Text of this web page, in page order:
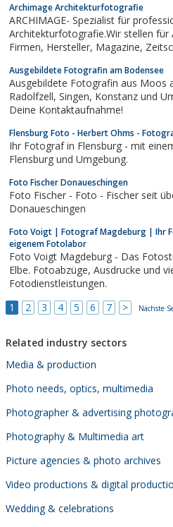
Archimage Architekturfotografie
ARCHIMAGE- Spezialist für
Architekturfotografie.Wir stellen für
Firmen, Hersteller, Magazine, Zeitschriften und Agenturen
Architekturkommunikation in Print-
Leidenschaft für Gestaltung und...
Ausgebildete Fotografin am Bodensee
Ausgebildete Fotografin aus Moos am
Radolfzell, Singen, Konstanz und Umgebung. Ich freue mich auf
Deine Kontaktaufnahme!
Flensburg Foto - Herbert Ohms -
Ihr Fotograf in Flensburg - mit
Flensburg und Umgebung.
Foto Fischer Donaueschingen
Foto Fischer - Foto - Fischer seit
Donaueschingen
Foto Voigt | Fotograf Magdeburg | Ihr
eigenem Fotolabor
Foto Voigt Magdeburg - Das
Elbe. Fotoabzüge, Ausdrucke und viele andere
Fotodienstleistungen.
1
2 3 4 5 6 7 > Nächste
Related industry sectors
Media & production
Photo needs, optics, multimedia
Photographer & advertising
Photography & Multimedia art
Picture agencies & photo archives
Video productions & digital
Wedding & celebrations